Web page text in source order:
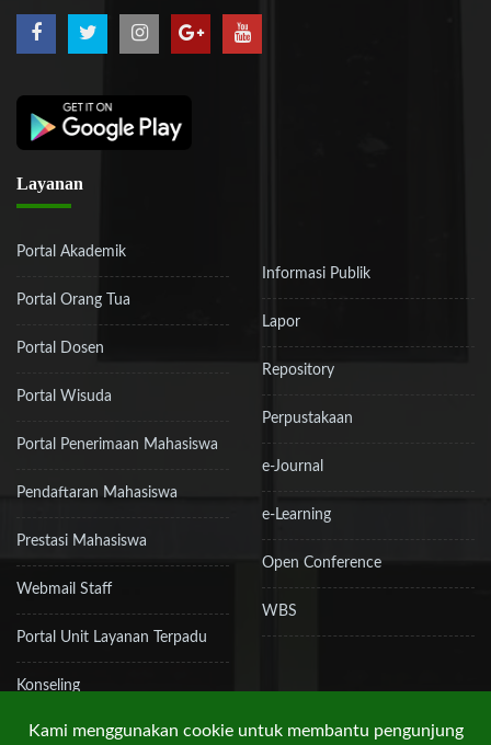
Layanan
Portal Akademik
Portal Orang Tua
Portal Dosen
Portal Wisuda
Portal Penerimaan Mahasiswa
Pendaftaran Mahasiswa
Prestasi Mahasiswa
Webmail Staff
Portal Unit Layanan Terpadu
Konseling
Informasi Publik
Lapor
Repository
Perpustakaan
e-Journal
e-Learning
Open Conference
WBS
Kami menggunakan cookie untuk membantu pengunjung